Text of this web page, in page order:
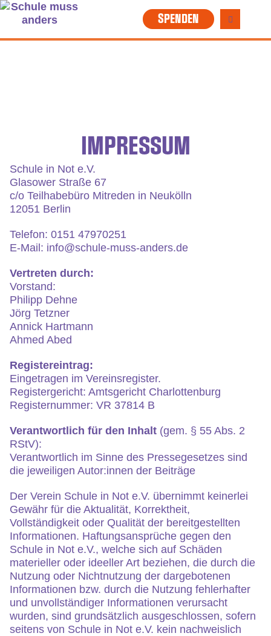
SPENDEN
IMPRESSUM
Schule in Not e.V.
Glasower Straße 67
c/o Teilhabebüro Mitreden in Neukölln
12051 Berlin
Telefon: 0151 47970251
E-Mail: info@schule-muss-anders.de
Vertreten durch:
Vorstand:
Philipp Dehne
Jörg Tetzner
Annick Hartmann
Ahmed Abed
Registereintrag:
Eingetragen im Vereinsregister.
Registergericht: Amtsgericht Charlottenburg
Registernummer: VR 37814 B
Verantwortlich für den Inhalt (gem. § 55 Abs. 2
RStV):
Verantwortlich im Sinne des Pressegesetzes sind
die jeweiligen Autor:innen der Beiträge
Der Verein Schule in Not e.V. übernimmt keinerlei
Gewähr für die Aktualität, Korrektheit,
Vollständigkeit oder Qualität der bereitgestellten
Informationen. Haftungsansprüche gegen den
Schule in Not e.V., welche sich auf Schäden
materieller oder ideeller Art beziehen, die durch die
Nutzung oder Nichtnutzung der dargebotenen
Informationen bzw. durch die Nutzung fehlerhafter
und unvollständiger Informationen verursacht
wurden, sind grundsätzlich ausgeschlossen, sofern
seitens von Schule in Not e.V. kein nachweislich